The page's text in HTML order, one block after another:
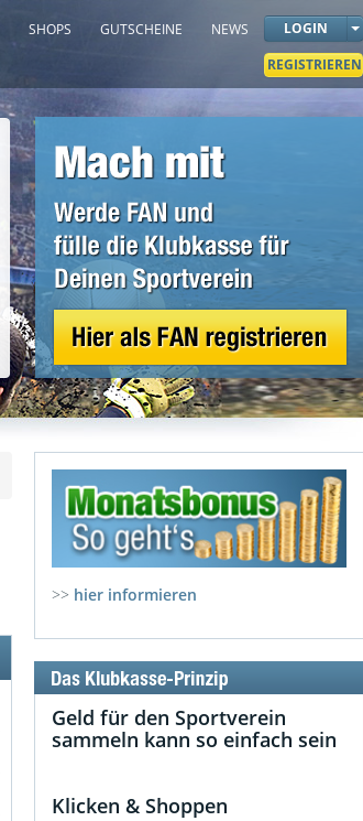
SHOPS GUTSCHEINE NEWS
LOGIN
REGISTRIEREN
>> hier informieren
Geld für den Sportverein
sammeln kann so einfach sein
Klicken & Shoppen